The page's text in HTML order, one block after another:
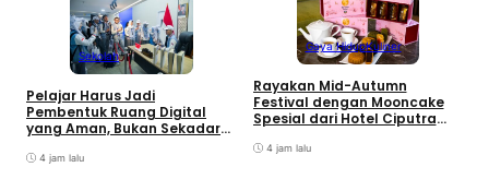
Sekolah
Pelajar Harus Jadi
Pembentuk Ruang Digital
yang Aman, Bukan Sekadar
4 jam lalu
Gaya HidupKuliner
Rayakan Mid-Autumn
Festival dengan Mooncake
Spesial dari Hotel Ciputra
4 jam lalu